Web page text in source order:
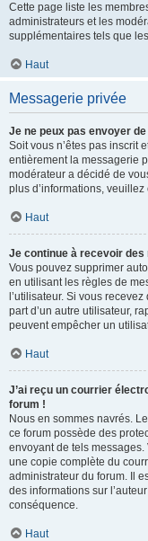
Cette page liste les
administrateurs et les
supplémentaires tels que
Haut
Messagerie privée
Je ne peux pas envoyer
Soit vous n’êtes pas inscrit
entièrement la messagerie
modérateur a décidé de
plus d’informations,
Haut
Je continue à recevoir
Vous pouvez supprimer
en utilisant les règles de
l’utilisateur. Si vous
part d’un autre utilisateur,
peuvent empêcher un
Haut
J’ai reçu un courrier
forum !
Nous en sommes navrés.
ce forum possède des
envoyant de tels
une copie complète du
administrateur du forum. Il
des informations sur
conséquence.
Haut